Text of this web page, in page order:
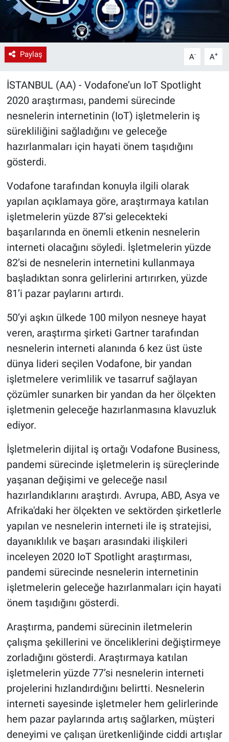
Paylaş A- A+
İSTANBUL (AA) - Vodafone’un IoT Spotlight
2020 araştırması, pandemi sürecinde
nesnelerin internetinin (IoT) işletmelerin iş
sürekliliğini sağladığını ve geleceğe
hazırlanmaları için hayati önem taşıdığını
gösterdi.
Vodafone tarafından konuyla ilgili olarak
yapılan açıklamaya göre, araştırmaya katılan
işletmelerin yüzde 87’si gelecekteki
başarılarında en önemli etkenin nesnelerin
interneti olacağını söyledi. İşletmelerin yüzde
82’si de nesnelerin internetini kullanmaya
başladıktan sonra gelirlerini artırırken, yüzde
81’i pazar paylarını artırdı.
50’yi aşkın ülkede 100 milyon nesneye hayat
veren, araştırma şirketi Gartner tarafından
nesnelerin interneti alanında 6 kez üst üste
dünya lideri seçilen Vodafone, bir yandan
işletmelere verimlilik ve tasarruf sağlayan
çözümler sunarken bir yandan da her ölçekten
işletmenin geleceğe hazırlanmasına klavuzluk
ediyor.
İşletmelerin dijital iş ortağı Vodafone Business,
pandemi sürecinde işletmelerin iş süreçlerinde
yaşanan değişimi ve geleceğe nasıl
hazırlandıklarını araştırdı. Avrupa, ABD, Asya ve
Afrika'daki her ölçekten ve sektörden şirketlerle
yapılan ve nesnelerin interneti ile iş stratejisi,
dayanıklılık ve başarı arasındaki ilişkileri
inceleyen 2020 IoT Spotlight araştırması,
pandemi sürecinde nesnelerin internetinin
işletmelerin geleceğe hazırlanmaları için hayati
önem taşıdığını gösterdi.
Araştırma, pandemi sürecinin iletmelerin
çalışma şekillerini ve önceliklerini değiştirmeye
zorladığını gösterdi. Araştırmaya katılan
işletmelerin yüzde 77’si nesnelerin interneti
projelerini hızlandırdığını belirtti. Nesnelerin
interneti sayesinde işletmeler hem gelirlerinde
hem pazar paylarında artış sağlarken, müşteri
deneyimi ve çalışan üretkenliğinde ciddi artışlar